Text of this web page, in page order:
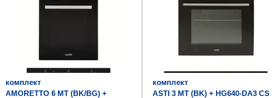
комплект
AMORETTO 6 MT (BK/BG) +
комплект
ASTI 3 MT (BK) + HG640-DA3 CS